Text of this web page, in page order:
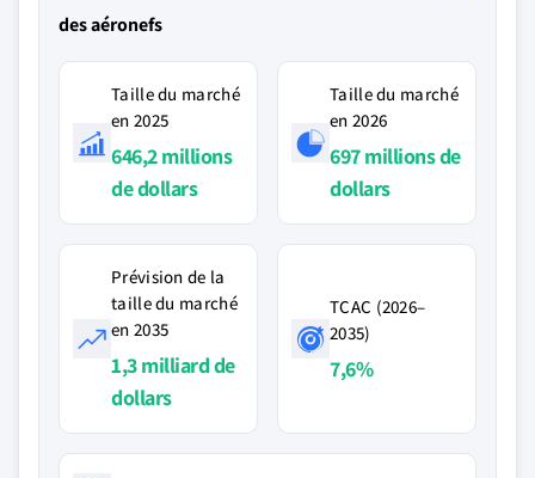
des aéronefs
Taille du marché
en 2025
646,2 millions
de dollars
Taille du marché
en 2026
697 millions de
dollars
Prévision de la
taille du marché
en 2035
1,3 milliard de
dollars
TCAC (2026–
2035)
7,6%